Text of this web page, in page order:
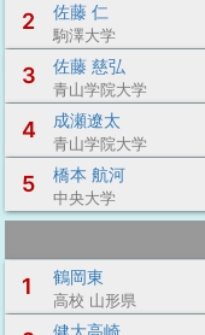
2 佐藤 仁
駒澤大学
3 佐藤 慈弘
青山学院大学
4 成瀬遼太
青山学院大学
5 橋本 航河
中央大学
1
鶴岡東
高校 山形県
健大高崎